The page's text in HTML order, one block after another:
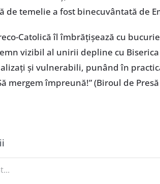
de temelie a fost binecuvântată de
Catolică îl îmbrățișează cu
vizibil al unirii depline cu
și vulnerabili, punând în
mergem împreună!” (Biroul de